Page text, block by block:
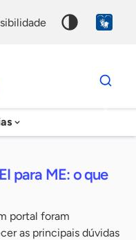
Dados
para
chave
para ME: o que
portal foram
as principais dúvidas